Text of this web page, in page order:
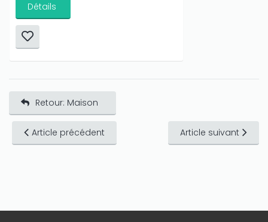
Détails
Retour: Maison
Article précédent Article suivant